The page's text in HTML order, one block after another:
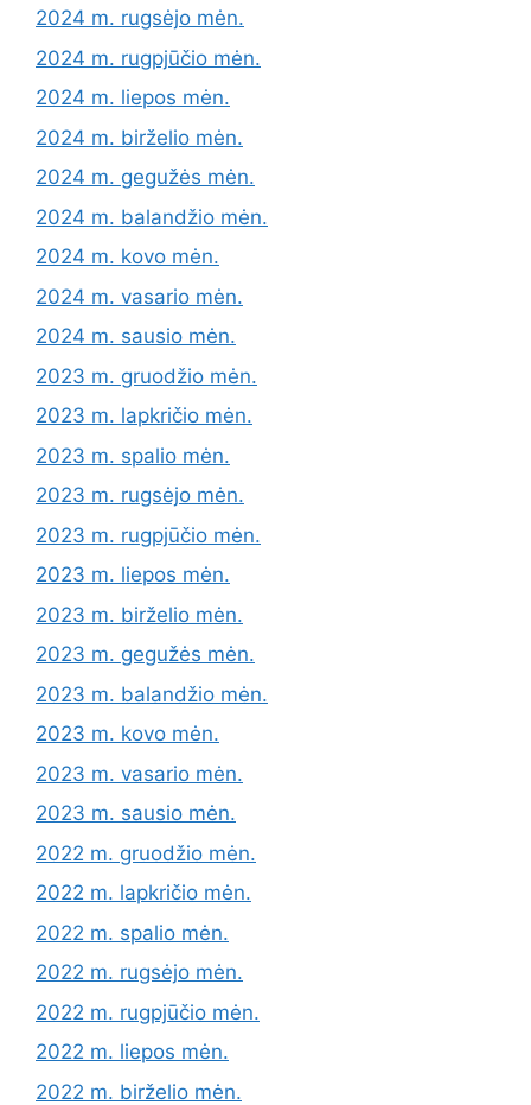
2024 m. rugsėjo mėn.
2024 m. rugpjūčio mėn.
2024 m. liepos mėn.
2024 m. birželio mėn.
2024 m. gegužės mėn.
2024 m. balandžio mėn.
2024 m. kovo mėn.
2024 m. vasario mėn.
2024 m. sausio mėn.
2023 m. gruodžio mėn.
2023 m. lapkričio mėn.
2023 m. spalio mėn.
2023 m. rugsėjo mėn.
2023 m. rugpjūčio mėn.
2023 m. liepos mėn.
2023 m. birželio mėn.
2023 m. gegužės mėn.
2023 m. balandžio mėn.
2023 m. kovo mėn.
2023 m. vasario mėn.
2023 m. sausio mėn.
2022 m. gruodžio mėn.
2022 m. lapkričio mėn.
2022 m. spalio mėn.
2022 m. rugsėjo mėn.
2022 m. rugpjūčio mėn.
2022 m. liepos mėn.
2022 m. birželio mėn.